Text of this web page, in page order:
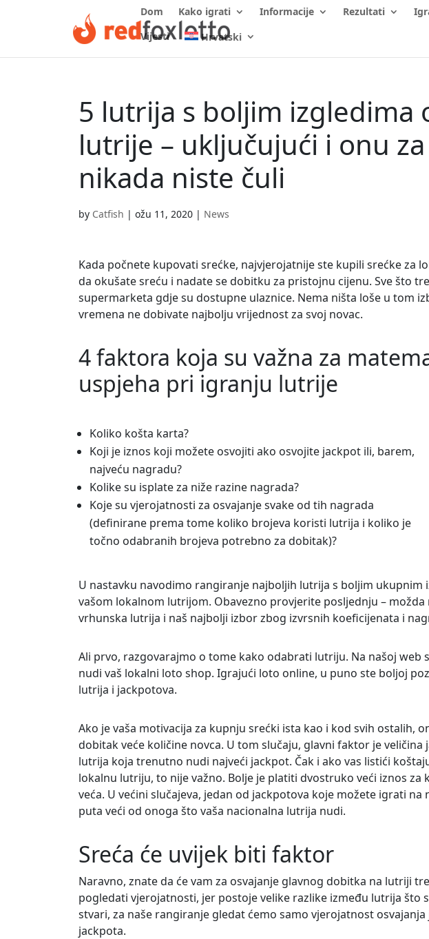
Dom Kako igrati Informacije Rezultati
Vijesti
Hrvatski
5 lutrija s boljim izgledima
lutrije – uključujući i onu
nikada niste čuli
by Catfish | ožu 11, 2020 | News
Kada počnete kupovati srećke, najvjerojatnije ste kupili srećke za
da okušate sreću i nadate se dobitku za pristojnu cijenu. Sve što
supermarketa gdje su dostupne ulaznice. Nema ništa loše u tom
vremena ne dobivate najbolju vrijednost za svoj novac.
4 faktora koja su važna za
uspjeha pri igranju lutrije
Koliko košta karta?
Koji je iznos koji možete osvojiti ako osvojite jackpot ili, barem,
najveću nagradu?
Kolike su isplate za niže razine nagrada?
Koje su vjerojatnosti za osvajanje svake od tih nagrada
(definirane prema tome koliko brojeva koristi lutrija i koliko je
točno odabranih brojeva potrebno za dobitak)?
U nastavku navodimo rangiranje najboljih lutrija s boljim ukupnim
vašom lokalnom lutrijom. Obavezno provjerite posljednju – možda
vrhunska lutrija i naš najbolji izbor zbog izvrsnih koeficijenata i
Ali prvo, razgovarajmo o tome kako odabrati lutriju. Na našoj web
nudi vaš lokalni loto shop. Igrajući loto online, u puno ste boljoj
lutrija i jackpotova.
Ako je vaša motivacija za kupnju srećki ista kao i kod svih ostalih,
dobitak veće količine novca. U tom slučaju, glavni faktor je
lutrija koja trenutno nudi najveći jackpot. Čak i ako vas listići
lokalnu lutriju, to nije važno. Bolje je platiti dvostruko veći iznos
veća. U većini slučajeva, jedan od jackpotova koje možete igrati na
puta veći od onoga što vaša nacionalna lutrija nudi.
Sreća će uvijek biti faktor
Naravno, znate da će vam za osvajanje glavnog dobitka na lutriji
pogledati vjerojatnosti, jer postoje velike razlike između lutrija što
stvari, za naše rangiranje gledat ćemo samo vjerojatnost
jackpota.